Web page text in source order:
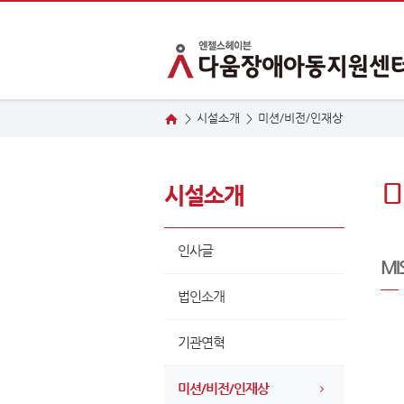
> 시설소개 > 미 션/비전/인재상
시설소개
인사글
법인소개
기관연혁
미션/비전/인재상